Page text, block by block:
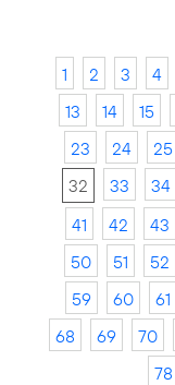
1 2 3 4
13
14 15
23
24 25
32
33 34
41
42 43
50
51 52
59
60 61
68
69 70
78